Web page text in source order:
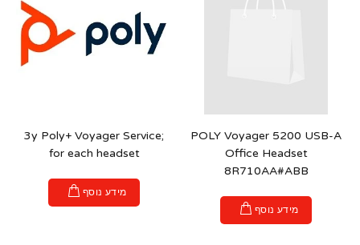
POLY Voyager 5200 USB-A
Office Headset
8R710AA#ABB
מידע נוסף
3y Poly+ Voyager Service;
for each headset
מידע נוסף